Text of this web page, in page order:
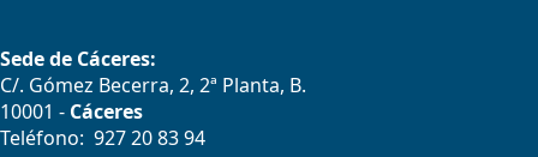
Sede de Cáceres:
C/. Gómez Becerra, 2, 2ª Planta, B.
10001 - Cáceres
Teléfono: 927 20 83 94